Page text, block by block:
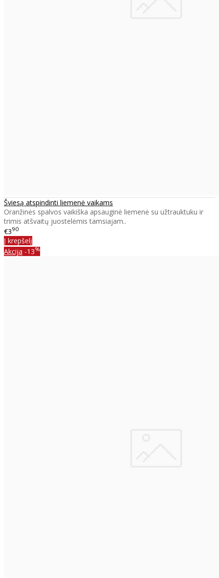
Šviesą atspindinti liemenė vaikams
Oranžinės spalvos vaikiška apsauginė liemenė su užtrauktuku ir
trimis atšvaitų juostelėmis tamsiajam..
€390
Į krepšelį
Akcija -13%